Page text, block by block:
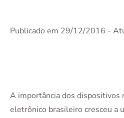
Publicado em 29/12/2016 -
A importância dos dispositivos
eletrônico brasileiro cresceu a